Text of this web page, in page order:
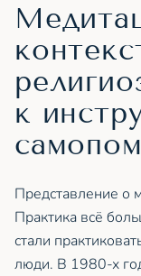
к
Представление о
Практика всё
стали
люди. В 1980-х